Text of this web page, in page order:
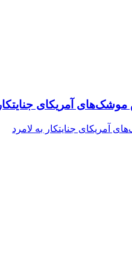
آمریکای جنایتکار